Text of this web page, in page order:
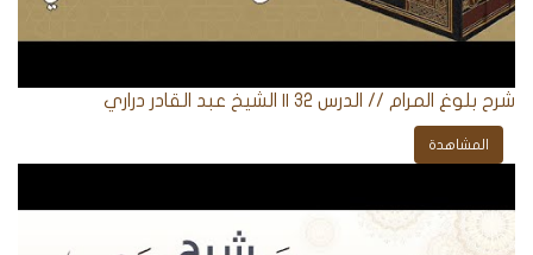
شرح بلوغ المرام // الدرس 32 || الشيخ عبد القادر دراري
المشاهدة